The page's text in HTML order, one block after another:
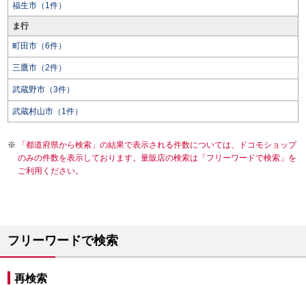
福生市（1件）
ま行
町田市（6件）
三鷹市（2件）
武蔵野市（3件）
武蔵村山市（1件）
「都道府県から検索」の結果で表示される件数については、ドコモショップ
のみの件数を表示しております。量販店の検索は「フリーワードで検索」を
ご利用ください。
フリーワードで検索
再検索